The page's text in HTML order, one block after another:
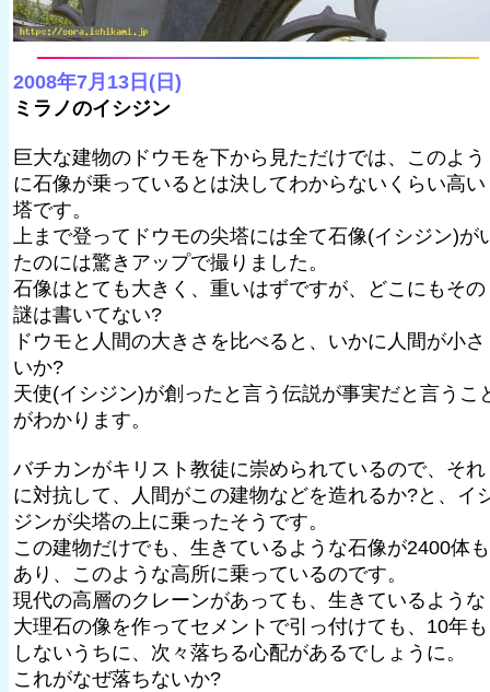
2008年7月13日(日)
ミラノのイシジン
巨大な建物のドウモを下から見ただけでは、このよう
に石像が乗っているとは決してわからないくらい高い
塔です。
上まで登ってドウモの尖塔には全て石像(イシジン)が
たのには驚きアップで撮りました。
石像はとても大きく、重いはずですが、どこにもその
謎は書いてない?
ドウモと人間の大きさを比べると、いかに人間が小さ
いか?
天使(イシジン)が創ったと言う伝説が事実だと言うこ
がわかります。
バチカンがキリスト教徒に崇められているので、それ
に対抗して、人間がこの建物などを造れるか?と、イ
ジンが尖塔の上に乗ったそうです。
この建物だけでも、生きているような石像が2400体も
あり、このような高所に乗っているのです。
現代の高層のクレーンがあっても、生きているような
大理石の像を作ってセメントで引っ付けても、10年も
しないうちに、次々落ちる心配があるでしょうに。
これがなぜ落ちないか?